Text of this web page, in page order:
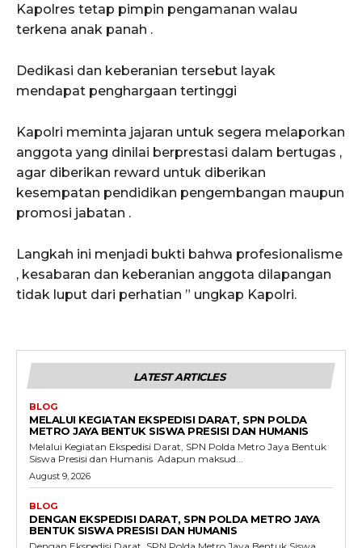
Kapolres tetap pimpin pengamanan walau
terkena anak panah .
Dedikasi dan keberanian tersebut layak
mendapat penghargaan tertinggi
Kapolri meminta jajaran untuk segera melaporkan
anggota yang dinilai berprestasi dalam bertugas ,
agar diberikan reward untuk diberikan
kesempatan pendidikan pengembangan maupun
promosi jabatan .
Langkah ini menjadi bukti bahwa profesionalisme
, kesabaran dan keberanian anggota dilapangan
tidak luput dari perhatian ” ungkap Kapolri.
LATEST ARTICLES
BLOG
MELALUI KEGIATAN EKSPEDISI DARAT, SPN POLDA
METRO JAYA BENTUK SISWA PRESISI DAN HUMANIS
Melalui Kegiatan Ekspedisi Darat, SPN Polda Metro Jaya Bentuk
Siswa Presisi dan Humanis ‎ ‎Adapun maksud...
August 9, 2026
BLOG
DENGAN EKSPEDISI DARAT, SPN POLDA METRO JAYA
BENTUK SISWA PRESISI DAN HUMANIS